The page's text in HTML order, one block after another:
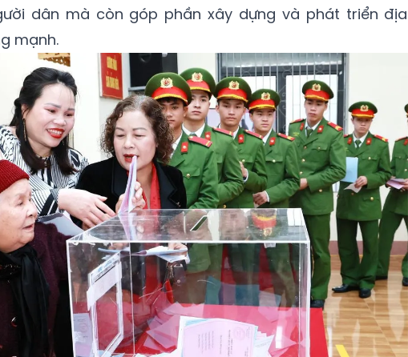
dân mà còn góp phần xây dựng và phát triển địa
mạnh.